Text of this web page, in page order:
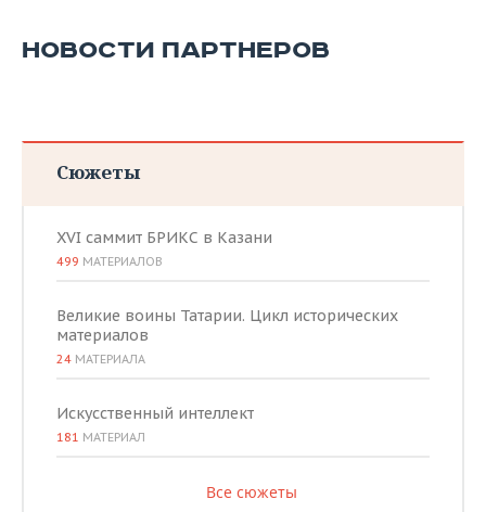
НОВОСТИ ПАРТНЕРОВ
Сюжеты
XVI саммит БРИКС в Казани
499 МАТЕРИАЛОВ
Великие воины Татарии. Цикл исторических
материалов
24 МАТЕРИАЛА
Искусственный интеллект
181 МАТЕРИАЛ
Все сюжеты